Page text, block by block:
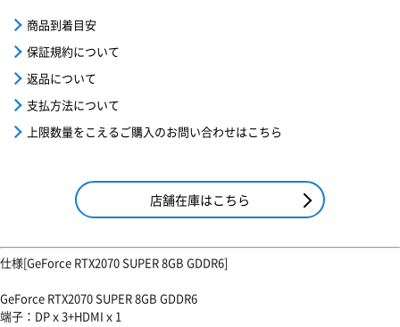
商品到着目安
保証規約について
返品について
支払方法について
上限数量をこえるご購入のお問い合わせはこちら
店舗在庫はこちら
仕様[GeForce RTX2070 SUPER 8GB GDDR6]
GeForce RTX2070 SUPER 8GB GDDR6
端子：DPｘ3+HDMIｘ1